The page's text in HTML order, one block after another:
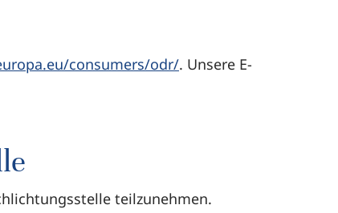
consumers/odr/. Unsere E-
teilzunehmen.